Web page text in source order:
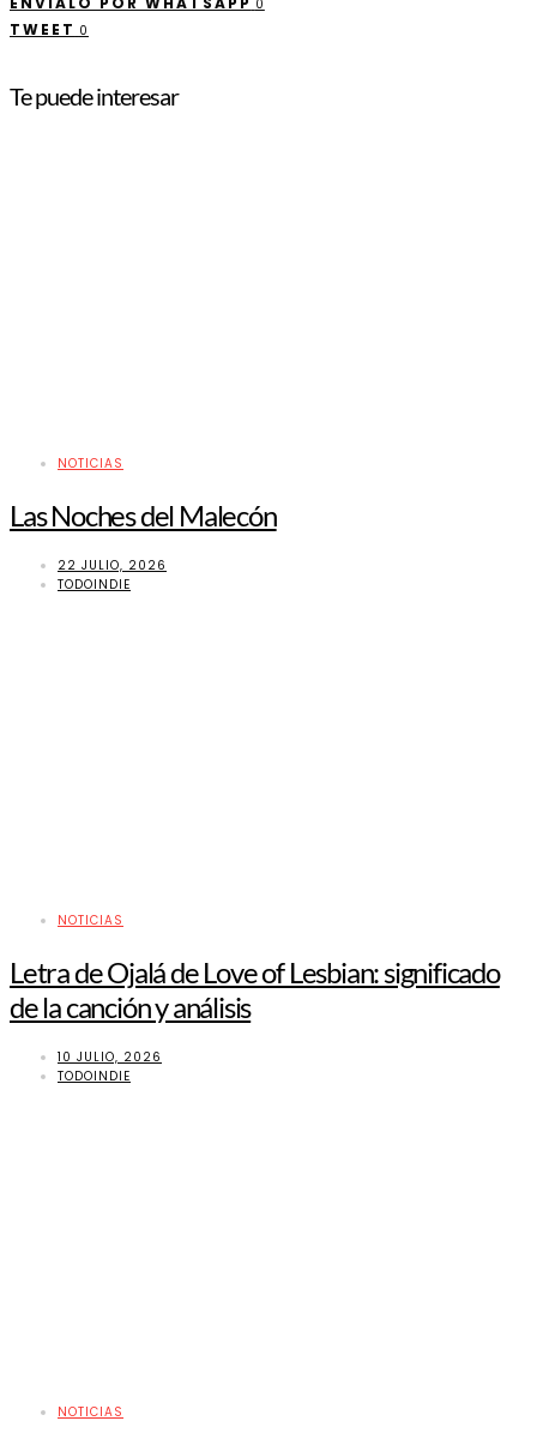
0
TWEET 0
Te puede interesar
NOTICIAS
Las Noches del Malecón
22 JULIO, 2026
TODOINDIE
NOTICIAS
Letra de Ojalá de Love of Lesbian: significado
de la canción y análisis
10 JULIO, 2026
TODOINDIE
NOTICIAS